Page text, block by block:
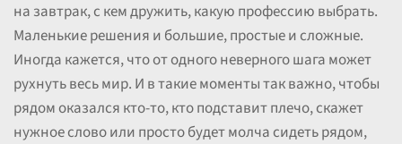
на завтрак, с кем дружить, какую профессию выбрать.
Маленькие решения и большие, простые и сложные.
Иногда кажется, что от одного неверного шага может
рухнуть весь мир. И в такие моменты так важно, чтобы
рядом оказался кто-то, кто подставит плечо, скажет
нужное слово или просто будет молча сидеть рядом,